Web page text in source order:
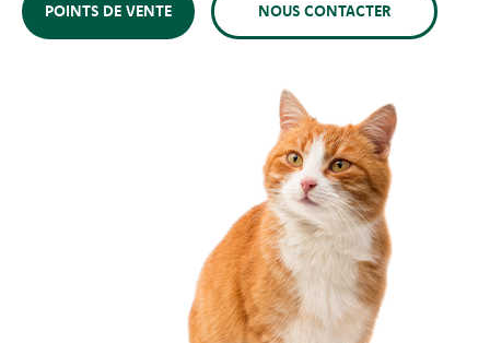
POINTS DE VENTE NOUS CONTACTER